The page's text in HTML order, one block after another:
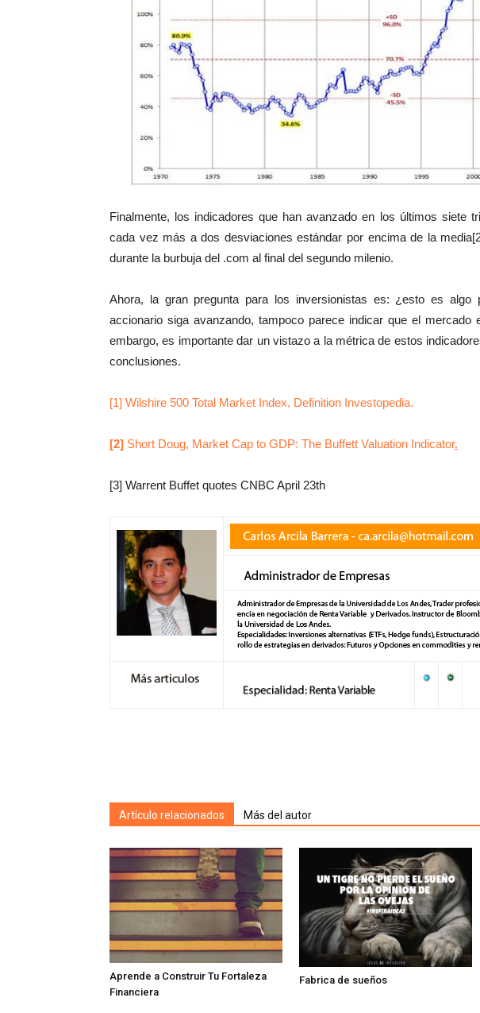
Finalmente, los indicadores que han avanzado en los últimos siete
cada vez más a dos desviaciones estándar por encima de la
durante la burbuja del .com al final del segundo milenio.
Ahora, la gran pregunta para los inversionistas es: ¿esto es algo
accionario siga avanzando, tampoco parece indicar que el mercado
embargo, es importante dar un vistazo a la métrica de estos
conclusiones.
[1] Wilshire 500 Total Market Index, Definition Investopedia.
[2] Short Doug, Market Cap to GDP: The Buffett Valuation Indicator.
[3] Warrent Buffet quotes CNBC April 23th
Artículo relacionados Más del autor
Aprende a Construir Tu Fortaleza
Financiera
Fabrica de sueños